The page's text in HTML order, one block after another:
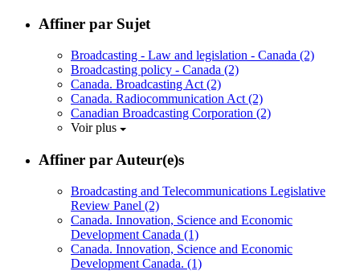
Affiner par Sujet
Broadcasting - Law and legislation - Canada (2)
Broadcasting policy - Canada (2)
Canada. Broadcasting Act (2)
Canada. Radiocommunication Act (2)
Canadian Broadcasting Corporation (2)
Voir plus
Affiner par Auteur(e)s
Broadcasting and Telecommunications Legislative
Review Panel (2)
Canada. Innovation, Science and Economic
Development Canada (1)
Canada. Innovation, Science and Economic
Development Canada. (1)